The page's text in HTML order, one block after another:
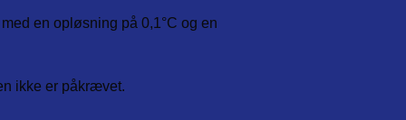
en opløsning på 0,1°C og en
ikke er påkrævet.